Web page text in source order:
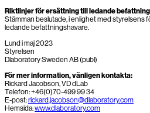
Riktlinjer för ersättning till ledande
Stämman beslutade, i enlighet med styrelsens
ledande befattningshavare.
Lund i maj 2023
Styrelsen
Dlaboratory Sweden AB (publ)
För mer information, vänligen kontakta:
Rickard Jacobson, VD dLab
Telefon: +46(0)70-499 99 34
E-post:rickard.jacobson@dlaboratory.com
Hemsida:www.dlaboratory.com